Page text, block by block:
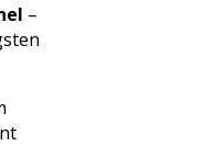
–